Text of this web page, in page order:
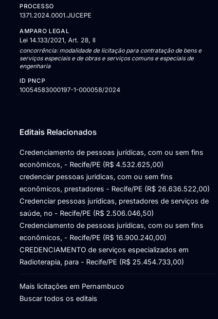
PROCESSO
1371.2024.0001.JUCEPE
AMPARO LEGAL
Lei 14.133/2021, Art. 28, II
concorrência: modalidade de licitação para contratação de bens e
serviços especiais e de obras e serviços comuns e especiais de
engenharia
ID PNCP
10054583000197-1-000058/2024
Editais Relacionados
Credenciamento de pessoas jurídicas, com ou sem fins
econômicos, - Recife/PE (R$ 4.532.625,00)
credenciar pessoas jurídicas, com ou sem fins
econômicos, prestadores - Recife/PE (R$ 26.636.522,00)
Credenciar pessoas jurídicas, prestadores de serviços de
saúde, no - Recife/PE (R$ 2.506.046,50)
Credenciamento de pessoas jurídicas, com ou sem fins
econômicos, - Recife/PE (R$ 16.900.240,00)
CREDENCIAMENTO de serviços especializados em
Radioterapia, para - Recife/PE (R$ 25.454.733,00)
Mais licitações em Pernambuco
Buscar todos os editais